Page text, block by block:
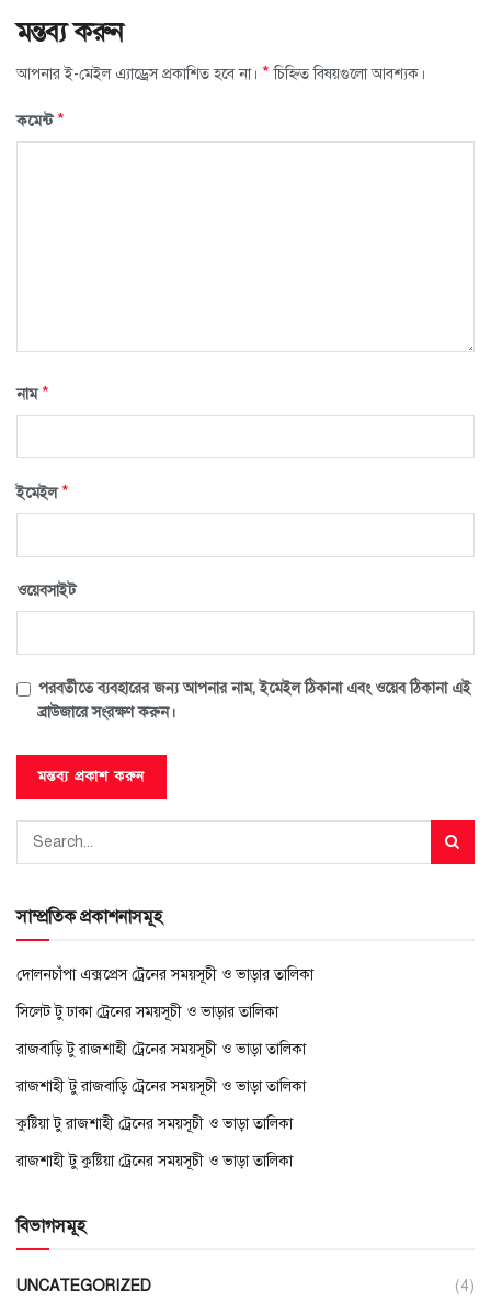
মন্তব্য করুন
আপনার ই-মেইল এ্যাড্রেস প্রকাশিত হবে না। * চিহ্নিত বিষয়গুলো আবশ্যক।
কমেন্ট*
নাম*
ইমেইল*
ওয়েবসাইট
পরবর্তীতে ব্যবহারের জন্য আপনার নাম, ইমেইল ঠিকানা এবং ওয়েব ঠিকানা এই
ব্রাউজারে সংরক্ষণ করুন।
সাম্প্রতিক প্রকাশনাসমূহ
দোলনচাঁপা এক্সপ্রেস ট্রেনের সময়সূচী ও ভাড়ার তালিকা
সিলেট টু ঢাকা ট্রেনের সময়সূচী ও ভাড়ার তালিকা
রাজবাড়ি টু রাজশাহী ট্রেনের সময়সূচী ও ভাড়া তালিকা
রাজশাহী টু রাজবাড়ি ট্রেনের সময়সূচী ও ভাড়া তালিকা
কুষ্টিয়া টু রাজশাহী ট্রেনের সময়সূচী ও ভাড়া তালিকা
রাজশাহী টু কুষ্টিয়া ট্রেনের সময়সূচী ও ভাড়া তালিকা
বিভাগসমূহ
UNCATEGORIZED (4)